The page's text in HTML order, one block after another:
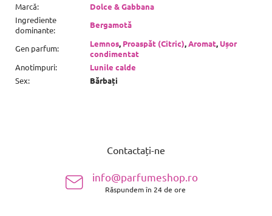
Marcă:
Dolce & Gabbana
Ingrediente
dominante:
Bergamotă
Gen parfum: Lemnos, Proaspăt (Citric),Aromat, Ușor
condimentat
Anotimpuri:
Lunile calde
Sex: Bărbați
Contactați-ne
info@parfumeshop.ro
Răspundem în 24 de ore